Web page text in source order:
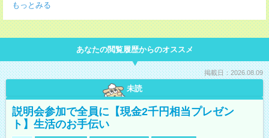
もっとみる
あなたの閲覧履歴からのオススメ
掲載日：2026.08.09
未読
説明会参加で全員に【現金2千円相当プレゼン
ト】生活のお手伝い